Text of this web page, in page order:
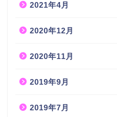
2021年4月
2020年12月
2020年11月
2019年9月
2019年7月